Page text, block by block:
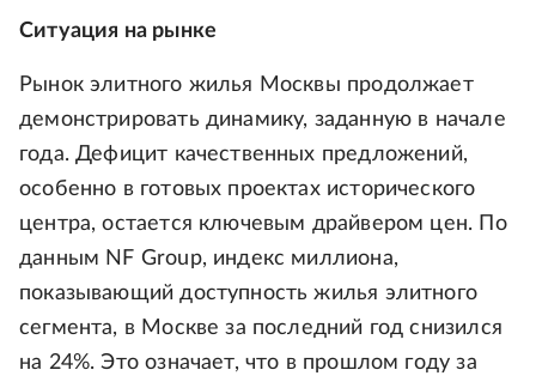
Ситуация на рынке
Рынок элитного жилья Москвы продолжает
демонстрировать динамику, заданную в начале
года. Дефицит качественных предложений,
особенно в готовых проектах исторического
центра, остается ключевым драйвером цен. По
данным NF Group, индекс миллиона,
показывающий доступность жилья элитного
сегмента, в Москве за последний год снизился
на 24%. Это означает, что в прошлом году за